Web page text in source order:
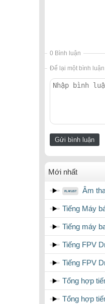
0 Bình luận
Để lại một bình luận
Mới nhất
Âm
Tiếng Máy
Tiếng máy
Tiếng FPV
Tiếng FPV
Tổng hợp
Tổng hợp